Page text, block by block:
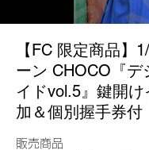
【FC 限定商品】
ーン CHOCO『デ
イドvol.5』鍵開
加＆個別握手券付
販売商品